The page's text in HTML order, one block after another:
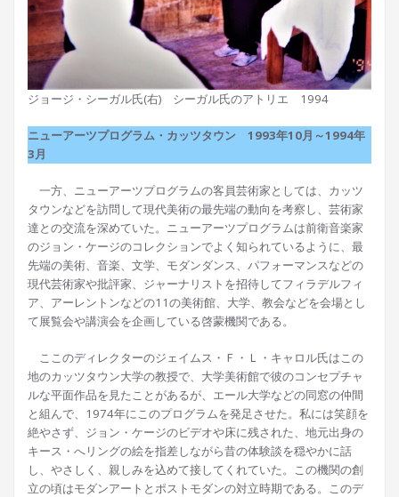
ジョージ・シーガル氏(右) シーガル氏のアトリエ 1994
ニューアーツプログラム・カッツタウン 1993年10月～1994年
3月
一方、ニューアーツプログラムの客員芸術家としては、カッツ
タウンなどを訪問して現代美術の最先端の動向を考察し、芸術家
達との交流を深めていた。ニューアーツプログラムは前衛音楽家
のジョン・ケージのコレクションでよく知られているように、最
先端の美術、音楽、文学、モダンダンス、パフォーマンスなどの
現代芸術家や批評家、ジャーナリストを招待してフィラデルフィ
ア、アーレントンなどの11の美術館、大学、教会などを会場とし
て展覧会や講演会を企画している啓蒙機関である。
ここのディレクターのジェイムス・Ｆ・Ｌ・キャロル氏はこの
地のカッツタウン大学の教授で、大学美術館で彼のコンセプチャ
ルな平面作品を見たことがあるが、エール大学などの同窓の仲間
と組んで、1974年にこのプログラムを発足させた。私には笑顔を
絶やさず、ジョン・ケージのビデオや床に残された、地元出身の
キース・へリングの絵を指差しながら昔の体験談を穏やかに話
し、やさしく、親しみを込めて接してくれていた。この機関の創
立の頃はモダンアートとポストモダンの対立時期である。このデ